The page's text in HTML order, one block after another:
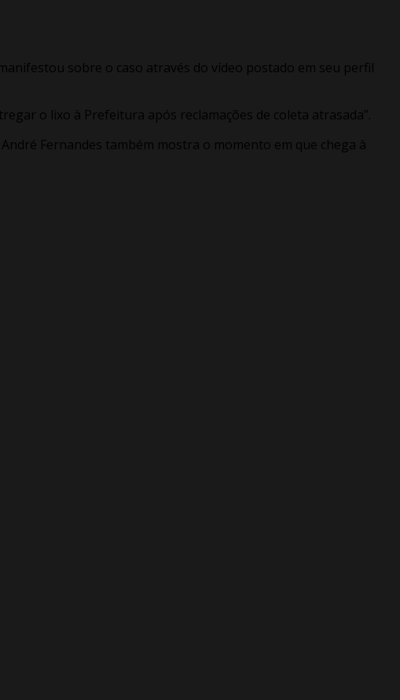
sobre o caso através do vídeo postado em seu perfil
o lixo à Prefeitura após reclamações de coleta atrasada”.
Fernandes também mostra o momento em que chega à